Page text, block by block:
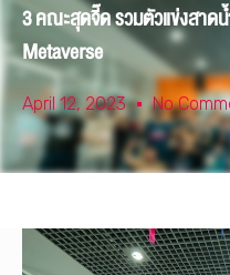
3 คณะสุดจี๊ด รวมตัวแข่งสาด
Metaverse
April 12, 2023 No